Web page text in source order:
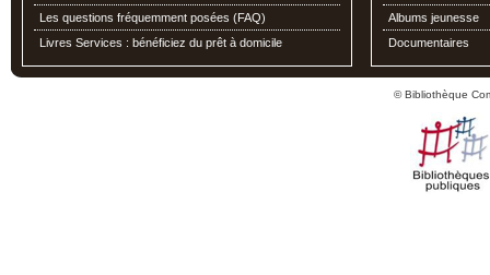
Les questions fréquemment posées (FAQ)
Livres Services : bénéficiez du prêt à domicile
Albums jeunesse
Documentaires
© Bibliothèque